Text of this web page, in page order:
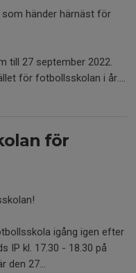
händer härnäst för
till 27 september 2022.
för fotbollsskolan i år....
för
igång igen efter
IP kl. 17.30 - 18.30 på
den 27...